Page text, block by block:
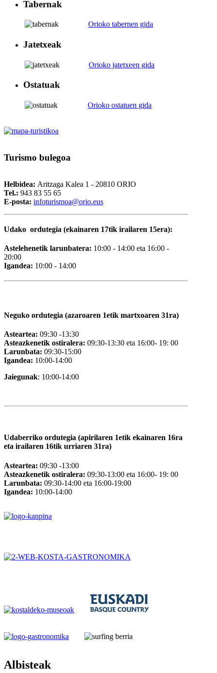
Tabernak
Orioko tabernen gida
Jatetxeak
Orioko jatetxeen gida
Ostatuak
Orioko ostatuen gida
Turismo bulegoa
Helbidea: Aritzaga Kalea 1 - 20810 ORIO
Tel.: 943 83 55 65
E-posta: infoturismoa@orio.eus
Udako ordutegia (ekainaren 17tik irailaren 15era):
Astelehenetik larunbatera: 10:00 - 14:00 eta 16:00 -
20:00
Igandea: 10:00 - 14:00
Neguko ordutegia (azaroaren 1etik martxoaren 31ra)
Asteartea: 09:30 -13:30
Asteazkenetik ostiralera: 09:30-13:30 eta 16:00- 19: 00
Larunbata: 09:30-15:00
Igandea: 10:00-14:00
Jaiegunak: 10:00-14:00
Udaberriko ordutegia (apirilaren 1etik ekainaren 16ra
eta irailaren 16tik urriaren 31ra)
Asteartea: 09:30 -13:00
Asteazkenetik ostiralera: 09:30-13:00 eta 16:00- 19: 00
Larunbata: 09:30-14:00 eta 16:00-19:00
Igandea: 10:00-14:00
Albisteak